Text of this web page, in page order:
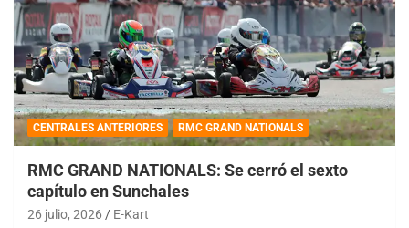
CENTRALES ANTERIORES RMC GRAND NATIONALS
RMC GRAND NATIONALS: Se cerró el sexto
capítulo en Sunchales
26 julio, 2026 E-Kart